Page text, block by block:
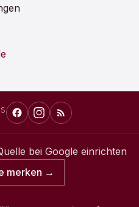
bei Google einrichten
merken →